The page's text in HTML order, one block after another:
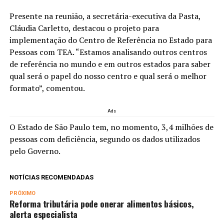
Presente na reunião, a secretária-executiva da Pasta,
Cláudia Carletto, destacou o projeto para
implementação do Centro de Referência no Estado para
Pessoas com TEA. “Estamos analisando outros centros
de referência no mundo e em outros estados para saber
qual será o papel do nosso centro e qual será o melhor
formato”, comentou.
Ads
O Estado de São Paulo tem, no momento, 3,4 milhões de
pessoas com deficiência, segundo os dados utilizados
pelo Governo.
NOTÍCIAS RECOMENDADAS
PRÓXIMO
Reforma tributária pode onerar alimentos básicos,
alerta especialista